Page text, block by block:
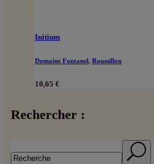
Initium
Domaine Fontanel, Roussillon
10,65 €
Rechercher :